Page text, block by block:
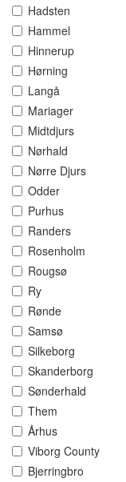
Hadsten
Hammel
Hinnerup
Hørning
Langå
Mariager
Midtdjurs
Nørhald
Nørre Djurs
Odder
Purhus
Randers
Rosenholm
Rougsø
Ry
Rønde
Samsø
Silkeborg
Skanderborg
Sønderhald
Them
Århus
Viborg County
Bjerringbro